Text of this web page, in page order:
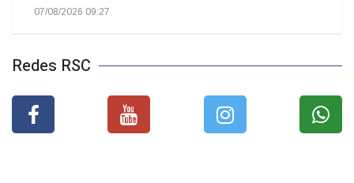
07/08/2026 09:27
Redes RSC